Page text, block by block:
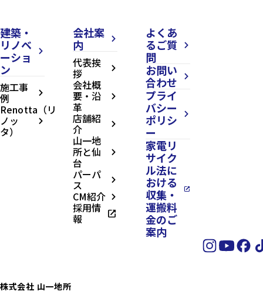
建築・
リノベ
ーショ
ン
arrow_forward_ios
施工事
例 arrow_forward_ios
Renotta（リ
ノッ
タ）
arrow_forward_ios
会社案
内
arrow_forward_ios
代表挨
拶 arrow_forward_ios
会社概
要・沿
革
arrow_forward_ios
店舗紹
介 arrow_forward_ios
山一地
所と仙
台
arrow_forward_ios
パーパ
ス arrow_forward_ios
CM紹介 arrow_forward_ios
採用情
報 open_in_new
よくあ
るご質
問
arrow_forward_ios
お問い
合わせ
arrow_forward_ios
プライ
バシー
ポリシ
ー
arrow_forward_ios
家電リ
サイク
ル法に
おける
収集・
運搬料
金のご
案内
open_in_new
株式会社 山一地所